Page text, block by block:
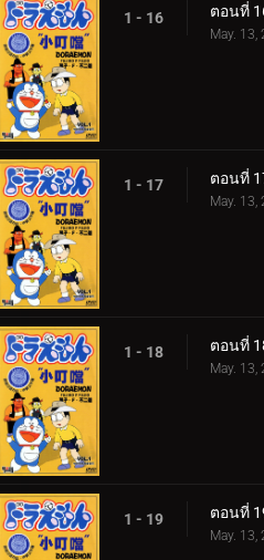
1 - 16 ตอนที่
May. 13,
1 - 17 ตอนที่
May. 13,
1 - 18
May. 13,
1 - 19
May. 13,